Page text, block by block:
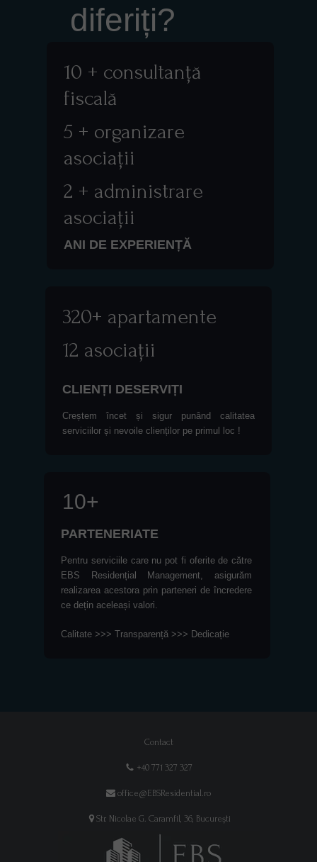
diferiți?
2 + administrare
asociații
5 + organizare
asociații
10 + consultanță
fiscală
ANI DE EXPERIENȚĂ
12 asociații
320+ apartamente
Creștem încet și sigur punând calitatea
serviciilor și nevoile clienților pe primul loc !
CLIENȚI DESERVIȚI
10+
Pentru serviciile care nu pot fi oferite de către
EBS Residențial Management, asigurăm
realizarea acestora prin parteneri de încredere
ce dețin aceleași valori.
Calitate >>> Transparență >>> Dedicație
PARTENERIATE
Contact
+40 771 327 327
office@EBSResidential.ro
Str. Nicolae G. Caramfil, 36, București